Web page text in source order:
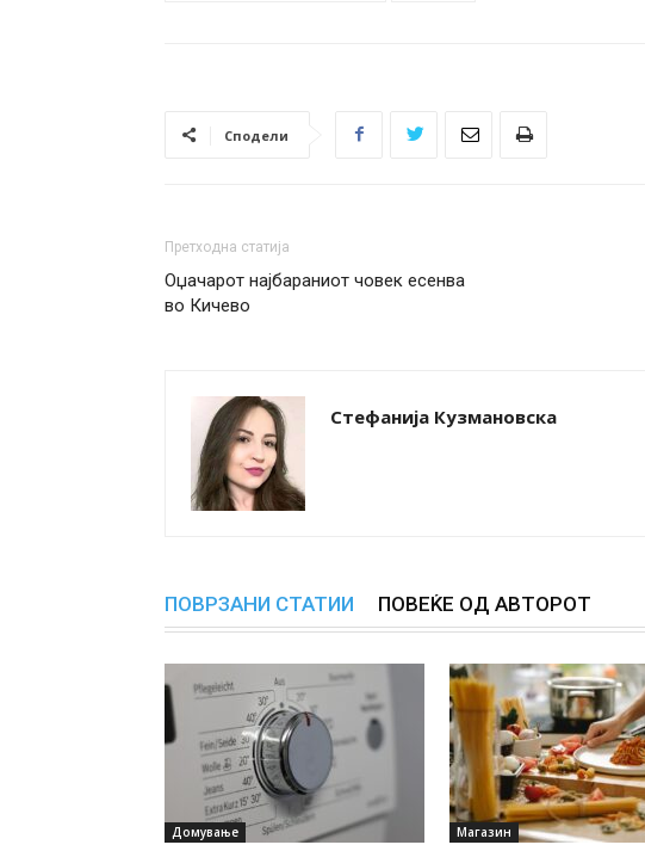
Сподели
Претходна статија
Oџачарот најбараниот човек есенва
во Кичево
Стефанија Кузмановска
ПОВРЗАНИ СТАТИИ ПОВЕЌЕ ОД АВТОРОТ
Домување Магазин